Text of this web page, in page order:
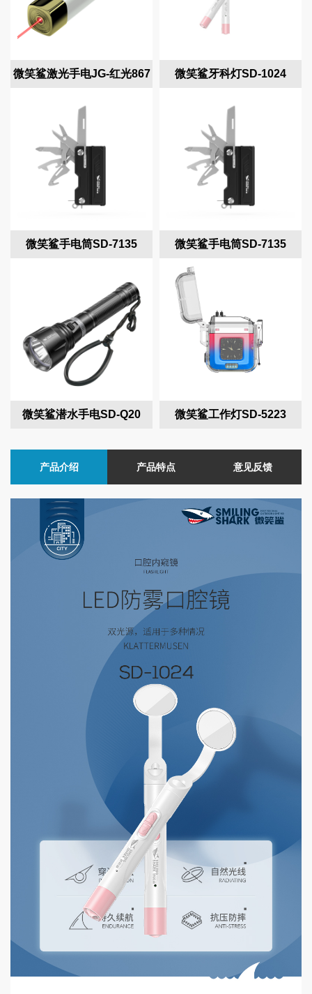
微笑鲨激光手电JG-红光867 微笑鲨牙科灯SD-1024
微笑鲨手电筒SD-7135 微笑鲨手电筒SD-7135
微笑鲨潜水手电SD-Q20 微笑鲨工作灯SD-5223
产品介绍 产品特点 意见反馈